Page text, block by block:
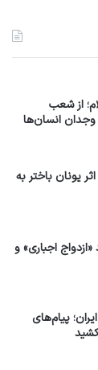
از شعب
انسان‌ها
یونان باختر به
اجباری» و
پیام‌های